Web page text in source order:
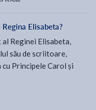
Elisabeta?
Reginei Elisabeta,
său de scriitoare,
Principele Carol și